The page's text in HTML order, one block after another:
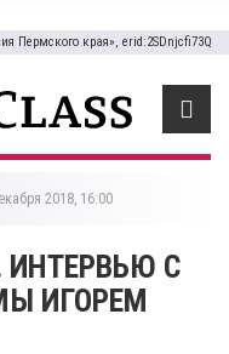
Пермского края», erid:2SDnjcfi73Q
2018, 16:00
С
ИГОРЕМ